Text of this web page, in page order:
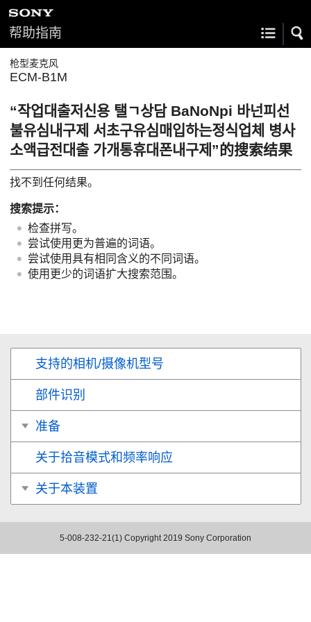
帮助指南
枪型麦克风
ECM-B1M
“작업대출저신용 탤ㄱ상담 BaNoNpi 바넌피선
불유심내구제 서초구유심매입하는정식업체 병사
소액급전대출 가개통휴대폰내구제”的搜索结果
找不到任何结果。
搜索提示：
检查拼写。
尝试使用更为普遍的词语。
尝试使用具有相同含义的不同词语。
使用更少的词语扩大搜索范围。
支持的相机/摄像机型号
部件识别
准备
关于拾音模式和频率响应
关于本装置
5-008-232-21(1) Copyright 2019 Sony Corporation